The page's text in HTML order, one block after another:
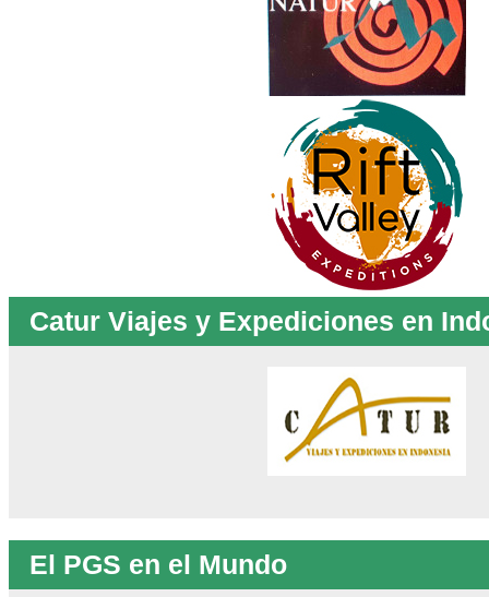
Catur Viajes y Expediciones en
El PGS en el Mundo